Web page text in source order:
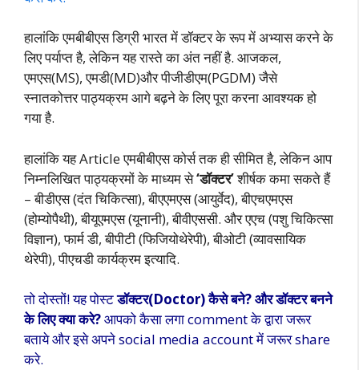
हालांकि एमबीबीएस डिग्री भारत में डॉक्टर के रूप में अभ्यास करने के
लिए पर्याप्त है, लेकिन यह रास्ते का अंत नहीं है. आजकल,
एमएस(MS), एमडी(MD)और पीजीडीएम(PGDM) जैसे
स्नातकोत्तर पाठ्यक्रम आगे बढ़ने के लिए पूरा करना आवश्यक हो
गया है.
हालांकि यह Article एमबीबीएस कोर्स तक ही सीमित है, लेकिन आप
निम्नलिखित पाठ्यक्रमों के माध्यम से‘डॉक्टर’शीर्षक कमा सकते हैं
– बीडीएस (दंत चिकित्सा), बीएएमएस (आयुर्वेद), बीएचएमएस
(होम्योपैथी), बीयूएमएस (यूनानी), बीवीएससी. और एएच (पशु चिकित्सा
विज्ञान), फार्म डी, बीपीटी (फिजियोथेरेपी), बीओटी (व्यावसायिक
थेरेपी), पीएचडी कार्यक्रम इत्यादि.
तो दोस्तों! यह पोस्टडॉक्टर(Doctor) कैसे बने? और डॉक्टर बनने
के लिए क्या करे?आपको कैसा लगा comment के द्वारा जरूर
बताये और इसे अपने social media account में जरूर share
करे.